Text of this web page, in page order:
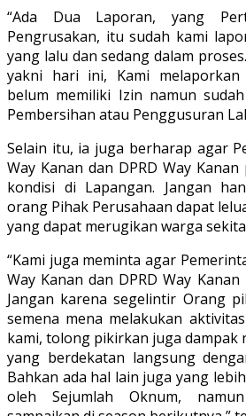
“Ada Dua Laporan, yang
Pengrusakan, itu sudah kami
yang lalu dan sedang dalam
yakni hari ini, Kami melaporkan
belum memiliki Izin namun
Pembersihan atau Penggusuran
Selain itu, ia juga berharap agar
Way Kanan dan DPRD Way
kondisi di Lapangan. Jangan
orang Pihak Perusahaan dapat
yang dapat merugikan warga
“Kami juga meminta agar
Way Kanan dan DPRD Way
Jangan karena segelintir Orang
semena mena melakukan
kami, tolong pikirkan juga dampak
yang berdekatan langsung
Bahkan ada hal lain juga yang
oleh Sejumlah Oknum,